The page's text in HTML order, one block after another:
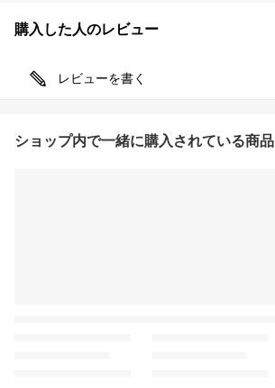
購入した人のレビュー
レビューを書く
ショップ内で一緒に購入されている商品